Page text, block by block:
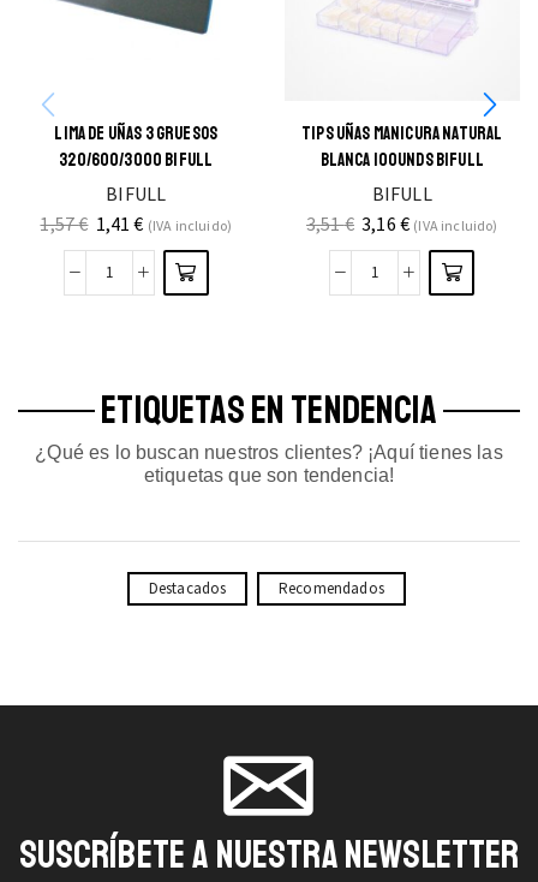
LIMA DE UÑAS 3 GRUESOS
320/600/3000 BIFULL
BIFULL
1,57€ 1,41€ (IVA incluido)
TIPS UÑAS MANICURA NATURAL
BLANCA 100UNDS BIFULL
BIFULL
3,51€ 3,16 € (IVA incluido)
ETIQUETAS EN TENDENCIA
¿Qué es lo buscan nuestros clientes? ¡Aquí tienes las
etiquetas que son tendencia!
Destacados Recomendados
SUSCRÍBETE A NUESTRA NEWSLETTER